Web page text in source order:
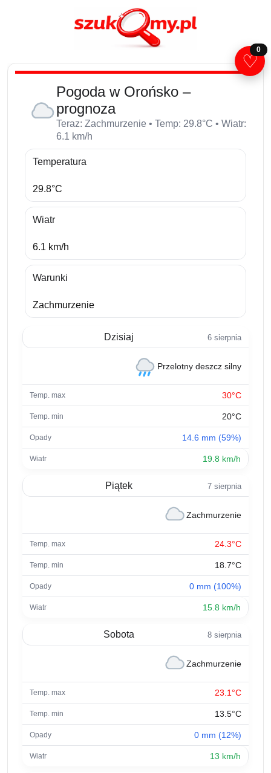
Pogoda w Orońsko –
prognoza
Teraz: Zachmurzenie • Temp: 29.8°C • Wiatr:
6.1 km/h
Temperatura
29.8°C
Wiatr
6.1 km/h
Warunki
Zachmurzenie
Dzisiaj 6 sierpnia
Przelotny deszcz silny
30°C
20°C
14.6 mm (59%)
19.8 km/h
Piątek 7 sierpnia
Zachmurzenie
24.3°C
18.7°C
0 mm (100%)
15.8 km/h
Sobota 8 sierpnia
Zachmurzenie
23.1°C
13.5°C
0 mm (12%)
13 km/h
♡
0